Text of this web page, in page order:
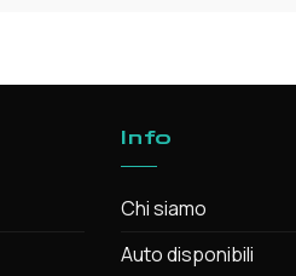
Info
Chi siamo
Auto disponibili